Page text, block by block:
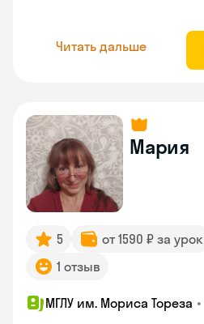
Читать дальше
Мария
5 от 1590 ₽ за урок
1 отзыв
МГЛУ им. Мориса Тореза •